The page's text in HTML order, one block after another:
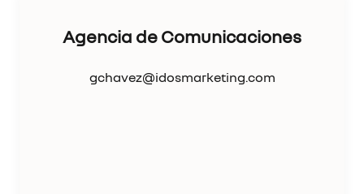
Agencia de Comunicaciones
gchavez@idosmarketing.com